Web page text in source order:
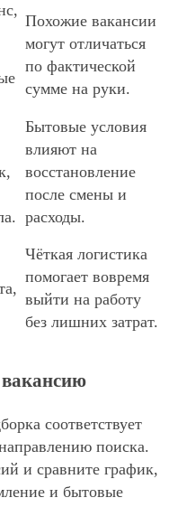
Похожие вакансии
могут отличаться
по фактической
сумме на руки.
Бытовые условия
влияют на
восстановление
после смены и
расходы.
Чёткая логистика
помогает вовремя
выйти на работу
без лишних затрат.
соответствует
поиска.
и сравните график,
и бытовые